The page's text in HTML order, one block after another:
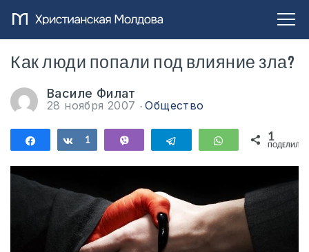
Как люди попали под влияние зла?
Василе Филат
28 ноября 2007 Общество
ПоделитьсяПоделиться
1 Telegram WhatsApp
1